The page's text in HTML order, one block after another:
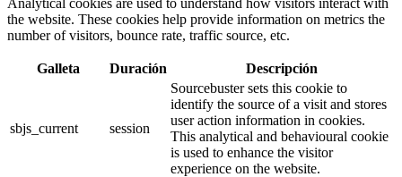
Analytical cookies are used to understand how visitors interact with
the website. These cookies help provide information on metrics the
number of visitors, bounce rate, traffic source, etc.
Galleta Duración Descripción
sbjs_current session
Sourcebuster sets this cookie to
identify the source of a visit and stores
user action information in cookies.
This analytical and behavioural cookie
is used to enhance the visitor
experience on the website.